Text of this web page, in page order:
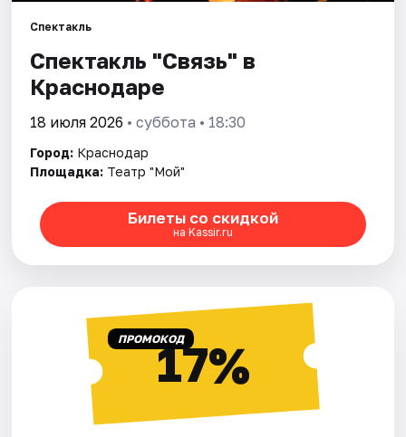
Города
Площадки
Рейтинги
Спектакль
Спектакль "Связь" в
Краснодаре
18 июля 2026 • суббота • 18:30
Город: Краснодар
Площадка: Театр "Мой"
Билеты со скидкой
на Kassir.ru
ПРОМОКОД17%